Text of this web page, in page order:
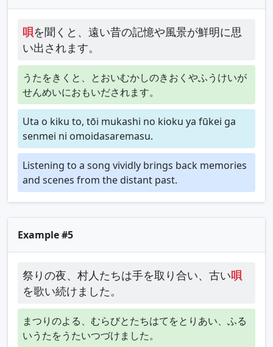
唄を聞くと、遠い昔の記憶や風景が鮮明に思
い出されます。
うたをきくと、とおいむかしのきおくやふうけいが
せんめいにおもいだされます。
Uta o kiku to, tōi mukashi no kioku ya fūkei ga
senmei ni omoidasaremasu.
Listening to a song vividly brings back memories
and scenes from the distant past.
Example #5
祭りの夜、村人たちは手を取り合い、古い唄
を歌い続けました。
まつりのよる、むらびとたちはてをとりあい、ふる
いうたをうたいつづけました。